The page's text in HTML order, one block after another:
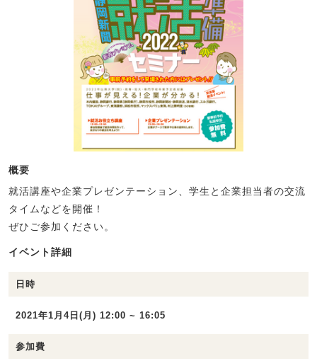
概要
就活講座や企業プレゼンテーション、学生と企業担当者の交流
タイムなどを開催！
ぜひご参加ください。
イベント詳細
日時
2021年1月4日(月) 12:00 ~ 16:05
参加費